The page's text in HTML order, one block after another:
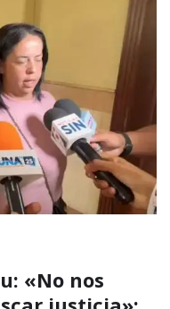
«No nos